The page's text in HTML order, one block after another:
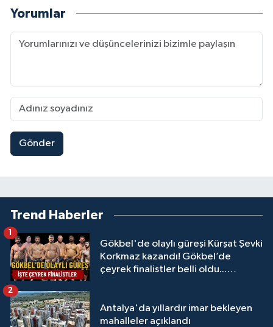
Yorumlar
Gönder
Trend Haberler
Gökbel'de olaylı güreşi Kürşat Şevki
Korkmaz kazandı! Gökbel’de
çeyrek finalistler belli oldu...
1
Antalya'da yıllardır imar bekleyen
mahalleler açıklandı
2